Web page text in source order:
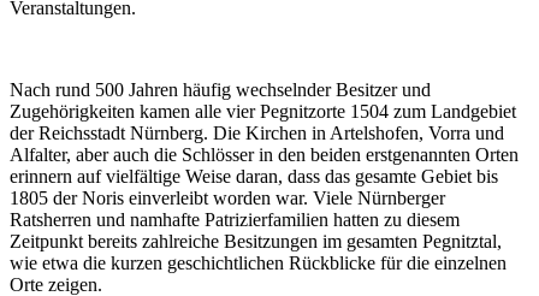
Veranstaltungen.
Nach rund 500 Jahren häufig wechselnder Besitzer und
Zugehörigkeiten kamen alle vier Pegnitzorte 1504 zum Landgebiet
der Reichsstadt Nürnberg. Die Kirchen in Artelshofen, Vorra und
Alfalter, aber auch die Schlösser in den beiden erstgenannten Orten
erinnern auf vielfältige Weise daran, dass das gesamte Gebiet bis
1805 der Noris einverleibt worden war. Viele Nürnberger
Ratsherren und namhafte Patrizierfamilien hatten zu diesem
Zeitpunkt bereits zahlreiche Besitzungen im gesamten Pegnitztal,
wie etwa die kurzen geschichtlichen Rückblicke für die einzelnen
Orte zeigen.